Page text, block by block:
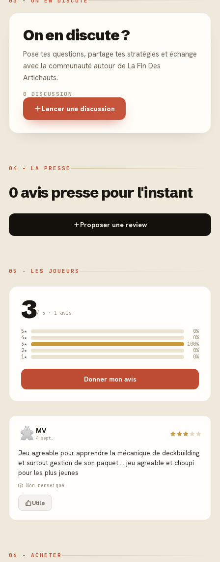
On en discute ?
Pose tes questions, partage tes stratégies et échange
avec la communauté autour de La Fin Des
Artichauts.
0 DISCUSSION
Lancer une discussion
04 - LA PRESSE
0 avis presse pour l'instant
Proposer une review
05 - LES JOUEURS
3/ 5 · 1 avis
5★
0%
4★
0%
3★
100%
2★
0%
1★
0%
Donner mon avis
MV
4 sept.
Jeu agreable pour apprendre la mécanique de deckbuilding
et surtout gestion de son paquet.... jeu agreable et choupi
pour les plus jeunes
🎲 Non renseigné
Utile
06 - ACHETER